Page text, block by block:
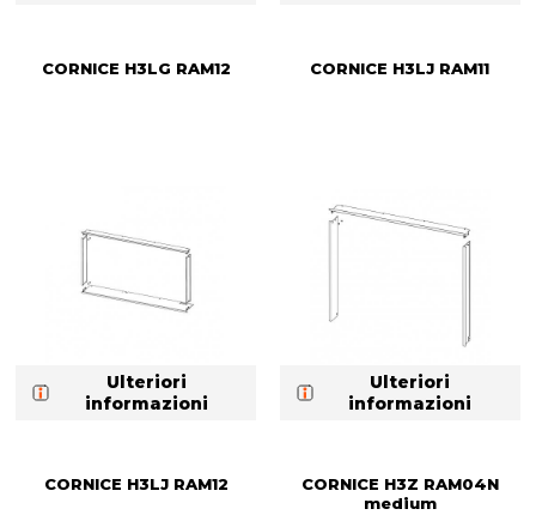
CORNICE H3LG RAM12
Ulteriori
informazioni
CORNICE H3LJ RAM11
Ulteriori
informazioni
CORNICE H3LJ RAM12
CORNICE H3Z RAM04N
medium